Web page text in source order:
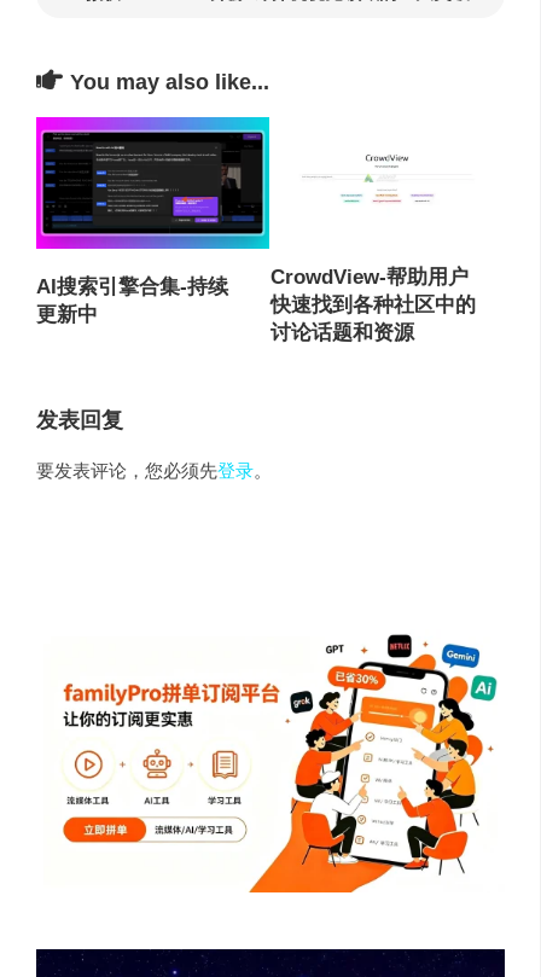
You may also like...
AI搜索引擎合集-持续
更新中
CrowdView-帮助用户
快速找到各种社区中的
讨论话题和资源
发表回复
要发表评论，您必须先登录。